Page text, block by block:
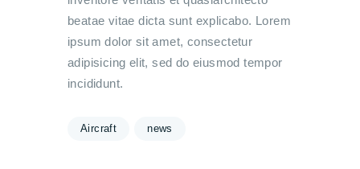
beatae vitae dicta sunt explicabo. Lorem
ipsum dolor sit amet, consectetur
adipisicing elit, sed do eiusmod tempor
incididunt.
Aircraft news